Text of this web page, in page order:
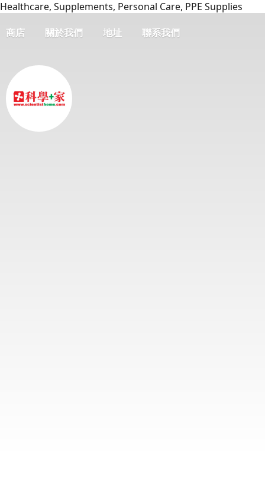
Healthcare, Supplements, Personal Care, PPE Supplies
商店 關於我們 地址 聯系我們